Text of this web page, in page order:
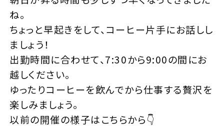
ね。
ちょっと早起きをして、コーヒー片手にお話しし
ましょう！
出勤時間に合わせて、7:30から9:00の間にお
越しください。
ゆったりコーヒーを飲んでから仕事する贅沢を
楽しみましょう。
以前の開催の様子はこちらから👇